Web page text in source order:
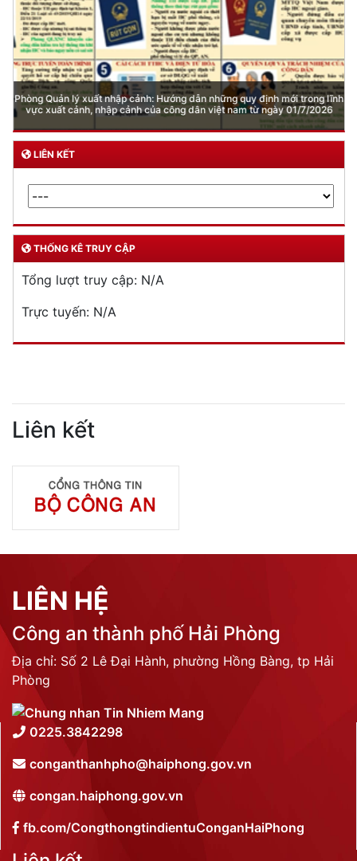
Phòng Quản lý xuất nhập cảnh: Hướng dẫn những quy định mới trong lĩnh
vực xuất cảnh, nhập cảnh của công dân việt nam từ ngày 01/7/2026
LIÊN KẾT
THỐNG KÊ TRUY CẬP
Tổng lượt truy cập: N/A
Trực tuyến: N/A
Liên kết
LIÊN HỆ
Công an thành phố Hải Phòng
Địa chỉ: Số 2 Lê Đại Hành, phường Hồng Bàng, tp Hải
Phòng
0225.3842298
conganthanhpho@haiphong.gov.vn
congan.haiphong.gov.vn
fb.com/CongthongtindientuConganHaiPhong